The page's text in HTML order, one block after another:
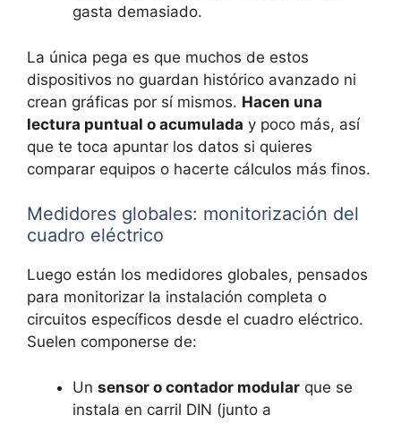
gasta demasiado.
La única pega es que muchos de estos
dispositivos no guardan histórico avanzado ni
crean gráficas por sí mismos. Hacen una
lectura puntual o acumulada y poco más, así
que te toca apuntar los datos si quieres
comparar equipos o hacerte cálculos más finos.
Medidores globales: monitorización del
cuadro eléctrico
Luego están los medidores globales, pensados
para monitorizar la instalación completa o
circuitos específicos desde el cuadro eléctrico.
Suelen componerse de:
Un sensor o contador modular que se
instala en carril DIN (junto a